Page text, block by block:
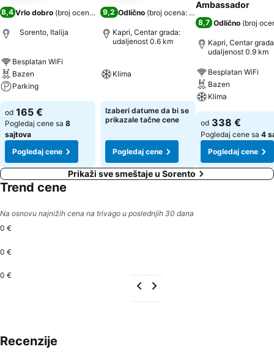
8,4Vrlo dobro (broj ocena: 2.966 )
Sorento, Italija
Besplatan WiFi
Bazen
Parking
od 165 €
Pogledaj cene sa 8
sajtova
Pogledaj cene
9,2 Odlično (broj ocena: 355
Kapri, Centar grada:
udaljenost 0.6 km
Klima
Izaberi datume da bi se
prikazale tačne cene
Pogledaj cene
Ambassador
8,7 Odlično (broj
Kapri, Centar
udaljenost 0.9 km
Besplatan WiFi
Bazen
Klima
od 338 €
Pogledaj cene sa 4
Pogledaj cene
Prikaži sve smeštaje u Sorento
Trend cene
Na osnovu najnižih cena na trivago u poslednjih 30 dana
0 €
0 €
0 €
Recenzije